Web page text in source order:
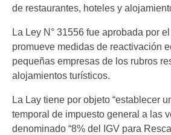
de restaurantes, hoteles y
La Ley N° 31556 fue aprobada por
promueve medidas de reactivación
pequeñas empresas de los rubros
alojamientos turísticos.
La Lay tiene por objeto “establecer
temporal de impuesto general a las
denominado “8% del IGV para